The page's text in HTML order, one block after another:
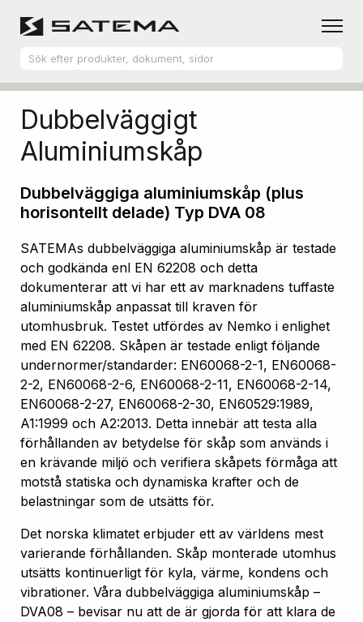
Produktsortiment Aluminiumskåp
Dubbelväggigt
Aluminiumskåp
Dubbelväggiga aluminiumskåp (plus
horisontellt delade) Typ DVA 08
SATEMAs dubbelväggiga aluminiumskåp är testade
och godkända enl EN 62208 och detta
dokumenterar att vi har ett av marknadens tuffaste
aluminiumskåp anpassat till kraven för
utomhusbruk. Testet utfördes av Nemko i enlighet
med EN 62208. Skåpen är testade enligt följande
undernormer/standarder: EN60068-2-1, EN60068-
2-2, EN60068-2-6, EN60068-2-11, EN60068-2-14,
EN60068-2-27, EN60068-2-30, EN60529:1989,
A1:1999 och A2:2013. Detta innebär att testa alla
förhållanden av betydelse för skåp som används i
en krävande miljö och verifiera skåpets förmåga att
motstå statiska och dynamiska krafter och de
belastningar som de utsätts för.
Det norska klimatet erbjuder ett av världens mest
varierande förhållanden. Skåp monterade utomhus
utsätts kontinuerligt för kyla, värme, kondens och
vibrationer. Våra dubbelväggiga aluminiumskåp –
DVA08 – bevisar nu att de är gjorda för att klara de